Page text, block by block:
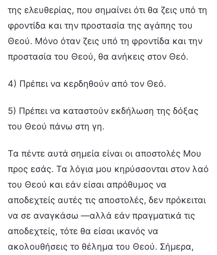
της ελευθερίας, που σημαίνει ότι θα ζεις υπό τη
φροντίδα και την προστασία της αγάπης του
Θεού. Μόνο όταν ζεις υπό τη φροντίδα και την
προστασία του Θεού, θα ανήκεις στον Θεό.
4) Πρέπει να κερδηθούν από τον Θεό.
5) Πρέπει να καταστούν εκδήλωση της δόξας
του Θεού πάνω στη γη.
Τα πέντε αυτά σημεία είναι οι αποστολές Μου
προς εσάς. Τα λόγια μου κηρύσσονται στον λαό
του Θεού και εάν είσαι απρόθυμος να
αποδεχτείς αυτές τις αποστολές, δεν πρόκειται
να σε αναγκάσω —αλλά εάν πραγματικά τις
αποδεχτείς, τότε θα είσαι ικανός να
ακολουθήσεις το θέλημα του Θεού. Σήμερα,